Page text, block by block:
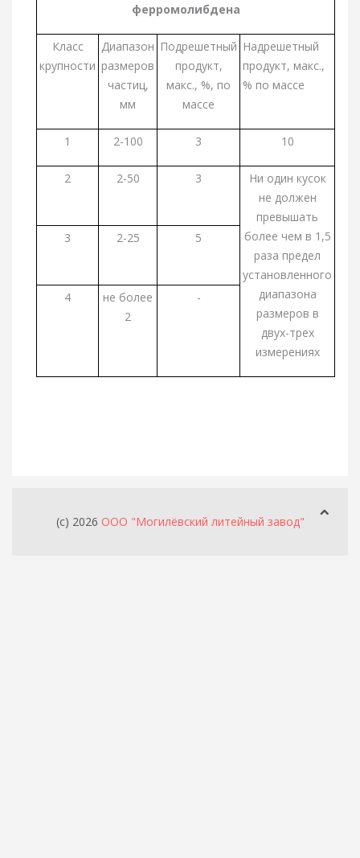
ферромолибдена
Класс
крупности
Диапазон
размеров
частиц,
мм
Подрешетный
продукт,
макс., %, по
массе
Надрешетный
продукт, макс.,
% по массе
1 2-100 3 10
2 2-50 3
Ни один кусок
не должен
превышать
более чем в 1,5
раза предел
установленного
диапазона
размеров в
двух-трех
измерениях
3 2-25 5
4
не более
2
-
(c) 2026 ООО "Могилёвский литейный завод"